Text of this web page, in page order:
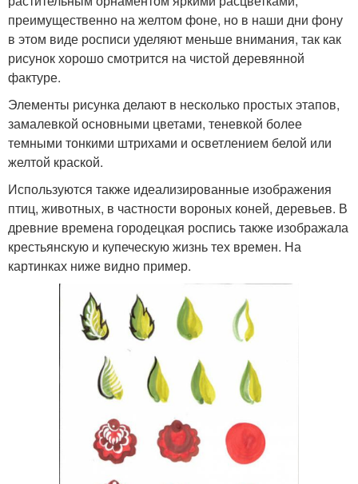
преимущественно на желтом фоне, но в наши дни фону
в этом виде росписи уделяют меньше внимания, так как
рисунок хорошо смотрится на чистой деревянной
фактуре.
Элементы рисунка делают в несколько простых этапов,
замалевкой основными цветами, теневкой более
темными тонкими штрихами и осветлением белой или
желтой краской.
Используются также идеализированные изображения
птиц, животных, в частности вороных коней, деревьев. В
древние времена городецкая роспись также изображала
крестьянскую и купеческую жизнь тех времен. На
картинках ниже видно пример.